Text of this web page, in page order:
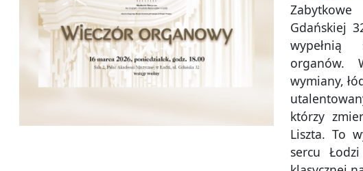
Gdańskiej
wypełnią
organów.
wymiany,
którzy
Liszta. To
sercu